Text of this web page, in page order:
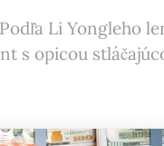
Li Yongleho
s opicou